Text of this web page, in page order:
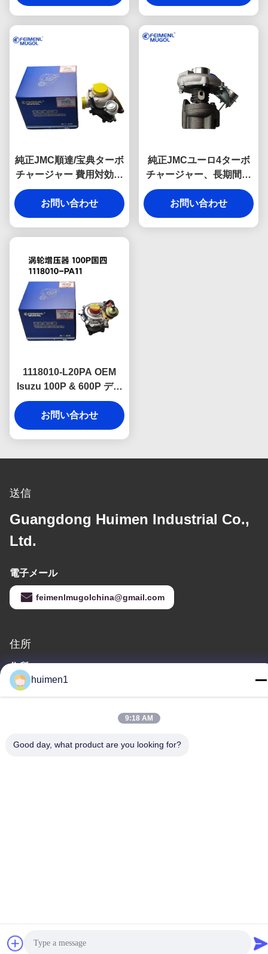
ユーロ4ディーゼルエン
制御と最適なエンジン効
ングベルト 112RU32。ス
高いパフォーマンスを提
純正JMC順達/宝典ターボ
チャージャー 費用対効果
の高いDP1-6K682-BA
OEMエンジンコンポーネ
ント 長期的な信頼性を提
お問い合わせ
純正JMCユーロ4ターボ
チャージャー、長期間の
信頼性を提供するように
設計されたプレミアム
BC1-6K682-AA OEMエ
お問い合わせ
1118010-L20PA OEM
Isuzu 100P & 600P ディ
ーゼルエンジンの高性能
ターボチャージャー 中国
V 仕様ユニット
お問い合わせ
送信
Guangdong Huimen Industrial Co.,
Ltd.
電子メール
feimenlmugolchina@gmail.com
住所
住所
1-3号 シュイニウプ通り 永興村 バイユン地区 広州市 広東省 中国
huimen1
9:18 AM
Good day, what product are you looking for?